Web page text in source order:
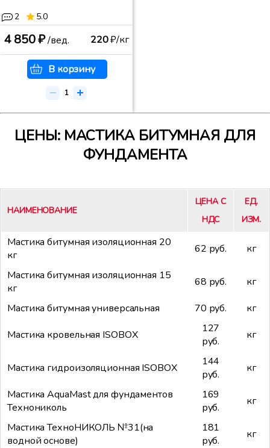
2 5.0
4 850 ₽/вед. 220₽/кг
В корзину
ЦЕНЫ: МАСТИКА БИТУМНАЯ ДЛЯ
ФУНДАМЕНТА
НАИМЕНОВАНИЕ
ЦЕНА С
НДС
ЕД.
ИЗМ.
Мастика битумная изоляционная 20
кг
62 руб.
кг
Мастика битумная изоляционная 15
кг
68 руб.
кг
Мастика битумная универсальная
70 руб.
кг
Мастика кровельная ISOBOX
127
руб.
кг
Мастика гидроизоляционная ISOBOX
144
руб.
кг
Мастика AquaMast для фундаментов
Технониколь
169
руб.
кг
Мастика ТехноНИКОЛЬ №31(на
водной основе)
181
руб.
кг